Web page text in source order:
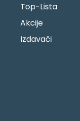
Top-Lista
Akcije
Izdavači